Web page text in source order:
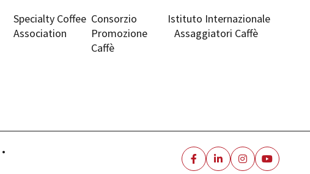
Specialty Coffee
Association
Consorzio
Promozione
Caffè
Istituto Internazionale
Assaggiatori Caffè
•